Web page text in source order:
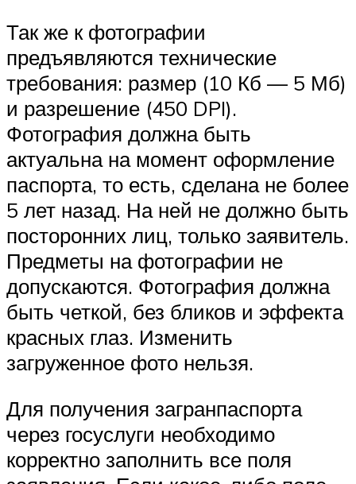
Так же к фотографии
предъявляются технические
требования: размер (10 Кб — 5 Мб)
и разрешение (450 DPI).
Фотография должна быть
актуальна на момент оформление
паспорта, то есть, сделана не более
5 лет назад. На ней не должно быть
посторонних лиц, только заявитель.
Предметы на фотографии не
допускаются. Фотография должна
быть четкой, без бликов и эффекта
красных глаз. Изменить
загруженное фото нельзя.
Для получения загранпаспорта
через госуслуги необходимо
корректно заполнить все поля